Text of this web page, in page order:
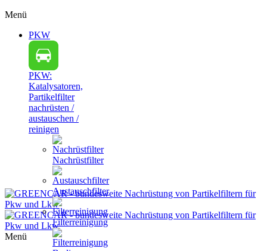
Menü
PKW
PKW:
Katalysatoren,
Partikelfilter
nachrüsten /
austauschen /
reinigen
Nachrüstfilter
Austauschfilter
Filterreinigung
Menü